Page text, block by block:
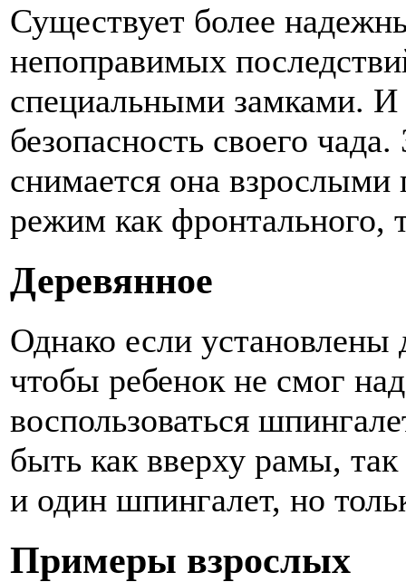
Существует более
непоправимых
специальными замками. И
безопасность своего
снимается она взрослыми
режим как фронтального,
Деревянное
Однако если установлены
чтобы ребенок не смог
воспользоваться
быть как вверху рамы,
и один шпингалет, но
Примеры взрослых